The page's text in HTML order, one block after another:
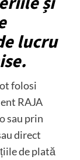
lucru
folosi
RAJA
sau prin
direct
de plată